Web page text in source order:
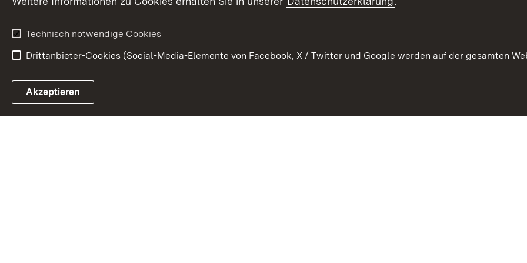
Link zum Landesportal
Technisch notwendige Cookies
Drittanbieter-Cookies (Social-Media-Elemente von Facebook, X / Twitter und Google werden auf der gesamten
Akzeptieren